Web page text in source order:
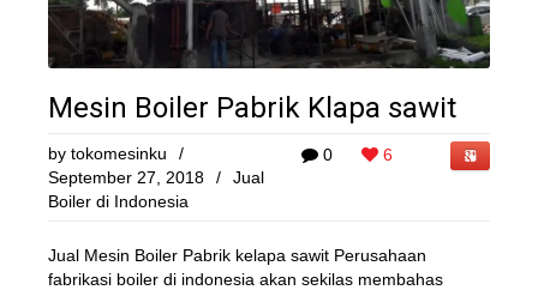
Mesin Boiler Pabrik Klapa sawit
0 6
by tokomesinku
/
September 27, 2018
/
Jual
Boiler di Indonesia
Jual Mesin Boiler Pabrik kelapa sawit Perusahaan
fabrikasi boiler di indonesia akan sekilas membahas